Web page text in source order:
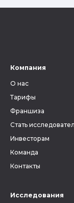
Компания
О нас
Тарифы
Франшиза
Стать
Инвесторам
Команда
Контакты
Исследования